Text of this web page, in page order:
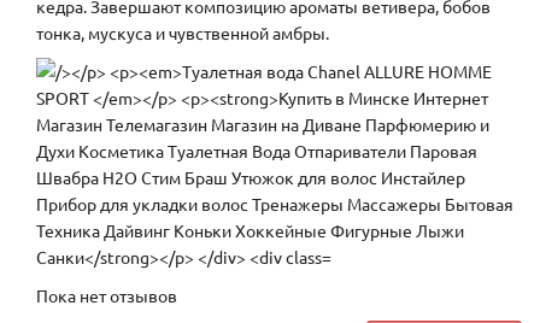
кедра. Завершают композицию ароматы ветивера, бобов
тонка, мускуса и чувственной амбры.
Пока нет отзывов